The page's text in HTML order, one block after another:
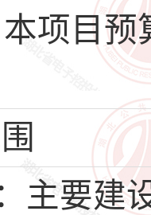
项目预
主要建